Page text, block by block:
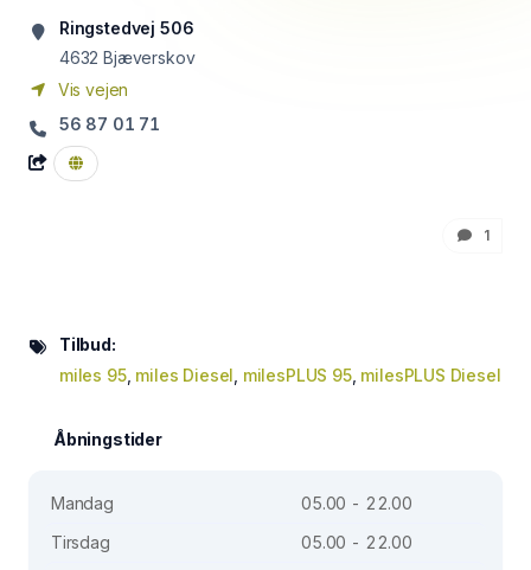
Ringstedvej 506
4632 Bjæverskov
Vis vejen
56 87 01 71
1
Tilbud:
miles 95, miles Diesel milesPLUS 95, milesPLUS Diesel
Åbningstider
Mandag
05.00 - 22.00
Tirsdag
05.00 - 22.00